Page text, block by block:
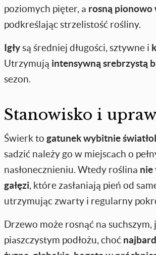
poziomych pięter, a rosną pionowo
podkreślając strzelistość rośliny.
Igłysą średniej długości, sztywne i
Utrzymują intensywną srebrzystą
sezon.
Stanowisko i
Świerk to gatunek wybitnie
sadzić należy go w miejscach o
nasłonecznieniu. Wtedy roślina nie
gałęzi, które zasłaniają pień od
utrzymując zwarty i regularny
Drzewo może rosnąć na suchszym,
piaszczystym podłożu, choć